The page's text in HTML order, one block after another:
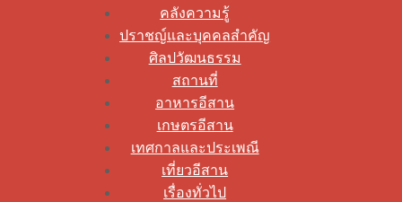
คลังความรู้
ปราชญ์และบุคคลสำคัญ
ศิลปวัฒนธรรม
สถานที่
อาหารอีสาน
เกษตรอีสาน
เทศกาลและประเพณี
เที่ยวอีสาน
เรื่องทั่วไป